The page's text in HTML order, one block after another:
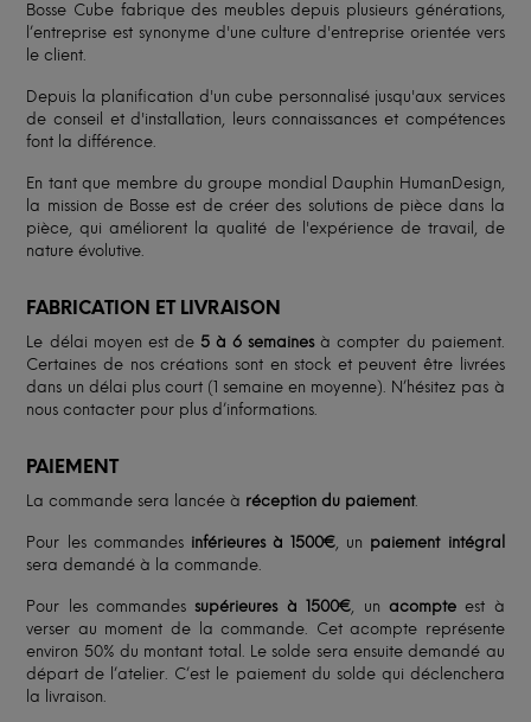
Bosse Cube fabrique des meubles depuis plusieurs générations,
l’entreprise est synonyme d'une culture d'entreprise orientée vers
le client.
Depuis la planification d'un cube personnalisé jusqu'aux services
de conseil et d'installation, leurs connaissances et compétences
font la différence.
En tant que membre du groupe mondial Dauphin HumanDesign,
la mission de Bosse est de créer des solutions de pièce dans la
pièce, qui améliorent la qualité de l'expérience de travail, de
nature évolutive.
FABRICATION ET LIVRAISON
Le délai moyen est de 5 à 6 semainesà compter du paiement.
Certaines de nos créations sont en stock et peuvent être livrées
dans un délai plus court (1 semaine en moyenne). N’hésitez pas à
nous contacter pour plus d’informations.
PAIEMENT
La commande sera lancée à réception du paiement.
Pour les commandes inférieures à 1500€, un paiement intégral
sera demandé à la commande.
Pour les commandessupérieures à 1500€, un acompteest à
verser au moment de la commande. Cet acompte représente
environ 50% du montant total. Le solde sera ensuite demandé au
départ de l’atelier. C’est le paiement du solde qui déclenchera
la livraison.